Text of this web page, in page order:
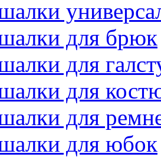
для брюк
для
для
для
для юбок